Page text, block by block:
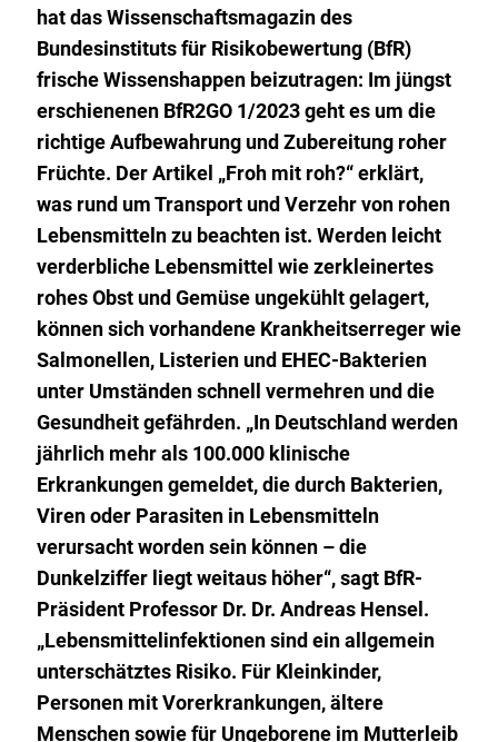
hat das Wissenschaftsmagazin des
Bundesinstituts für Risikobewertung (BfR)
frische Wissenshappen beizutragen: Im jüngst
erschienenen BfR2GO 1/2023 geht es um die
richtige Aufbewahrung und Zubereitung roher
Früchte. Der Artikel „Froh mit roh?“ erklärt,
was rund um Transport und Verzehr von rohen
Lebensmitteln zu beachten ist. Werden leicht
verderbliche Lebensmittel wie zerkleinertes
rohes Obst und Gemüse ungekühlt gelagert,
können sich vorhandene Krankheitserreger wie
Salmonellen, Listerien und EHEC-Bakterien
unter Umständen schnell vermehren und die
Gesundheit gefährden. „In Deutschland werden
jährlich mehr als 100.000 klinische
Erkrankungen gemeldet, die durch Bakterien,
Viren oder Parasiten in Lebensmitteln
verursacht worden sein können – die
Dunkelziffer liegt weitaus höher“, sagt BfR-
Präsident Professor Dr. Dr. Andreas Hensel.
„Lebensmittelinfektionen sind ein allgemein
unterschätztes Risiko. Für Kleinkinder,
Personen mit Vorerkrankungen, ältere
Menschen sowie für Ungeborene im Mutterleib